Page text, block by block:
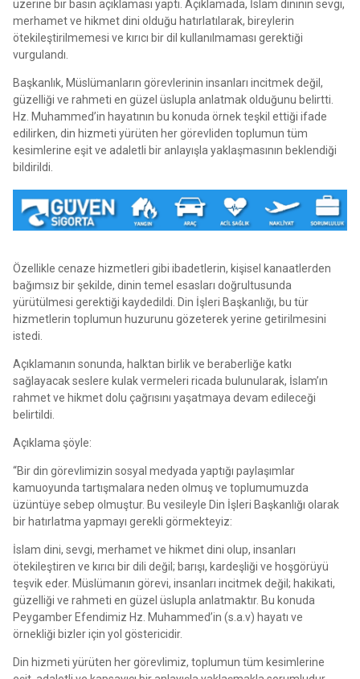
üzerine bir basın açıklaması yaptı. Açıklamada, İslam dininin sevgi,
merhamet ve hikmet dini olduğu hatırlatılarak, bireylerin
ötekileştirilmemesi ve kırıcı bir dil kullanılmaması gerektiği
vurgulandı.
Başkanlık, Müslümanların görevlerinin insanları incitmek değil,
güzelliği ve rahmeti en güzel üslupla anlatmak olduğunu belirtti.
Hz. Muhammed’in hayatının bu konuda örnek teşkil ettiği ifade
edilirken, din hizmeti yürüten her görevliden toplumun tüm
kesimlerine eşit ve adaletli bir anlayışla yaklaşmasının beklendiği
bildirildi.
Özellikle cenaze hizmetleri gibi ibadetlerin, kişisel kanaatlerden
bağımsız bir şekilde, dinin temel esasları doğrultusunda
yürütülmesi gerektiği kaydedildi. Din İşleri Başkanlığı, bu tür
hizmetlerin toplumun huzurunu gözeterek yerine getirilmesini
istedi.
Açıklamanın sonunda, halktan birlik ve beraberliğe katkı
sağlayacak seslere kulak vermeleri ricada bulunularak, İslam’ın
rahmet ve hikmet dolu çağrısını yaşatmaya devam edileceği
belirtildi.
Açıklama şöyle:
“Bir din görevlimizin sosyal medyada yaptığı paylaşımlar
kamuoyunda tartışmalara neden olmuş ve toplumumuzda
üzüntüye sebep olmuştur. Bu vesileyle Din İşleri Başkanlığı olarak
bir hatırlatma yapmayı gerekli görmekteyiz:
İslam dini, sevgi, merhamet ve hikmet dini olup, insanları
ötekileştiren ve kırıcı bir dili değil; barışı, kardeşliği ve hoşgörüyü
teşvik eder. Müslümanın görevi, insanları incitmek değil; hakikati,
güzelliği ve rahmeti en güzel üslupla anlatmaktır. Bu konuda
Peygamber Efendimiz Hz. Muhammed’in (s.a.v) hayatı ve
örnekliği bizler için yol göstericidir.
Din hizmeti yürüten her görevlimiz, toplumun tüm kesimlerine